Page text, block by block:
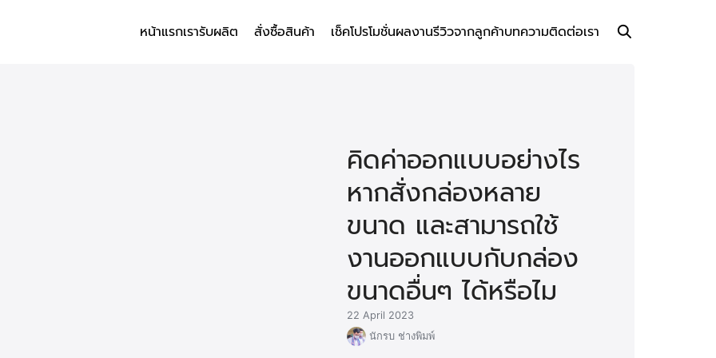
หน้าแรกเรารับผลิต สั่งซื้อสินค้า เช็คโปรโมชั่นผลงานรีวิวจากลูกค้าบทความติดต่อเรา
คิดค่าออกแบบอย่างไร
หากสั่งกล่องหลาย
ขนาด และสามารถใช้
งานออกแบบกับกล่อง
ขนาดอื่นๆ ได้หรือไม
22 April 2023
นักรบ ช่างพิมพ์